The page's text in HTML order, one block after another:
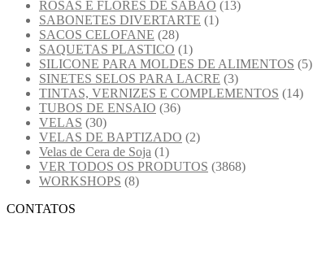
ROSAS E FLORES DE SABÃO (13)
SABONETES DIVERTARTE (1)
SACOS CELOFANE (28)
SAQUETAS PLASTICO (1)
SILICONE PARA MOLDES DE ALIMENTOS (5)
SINETES SELOS PARA LACRE (3)
TINTAS, VERNIZES E COMPLEMENTOS (14)
TUBOS DE ENSAIO (36)
VELAS (30)
VELAS DE BAPTIZADO (2)
Velas de Cera de Soja (1)
VER TODOS OS PRODUTOS (3868)
WORKSHOPS (8)
CONTATOS